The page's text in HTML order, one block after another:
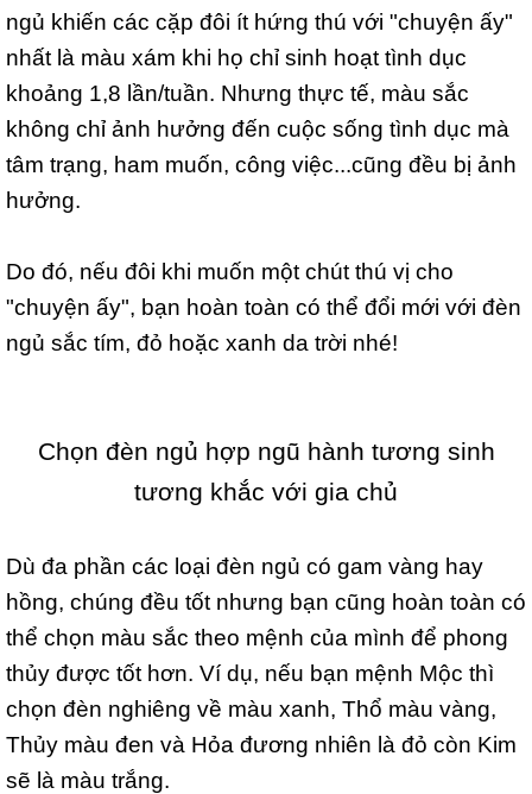
ngủ khiến các cặp đôi ít hứng thú với "chuyện ấy"
nhất là màu xám khi họ chỉ sinh hoạt tình dục
khoảng 1,8 lần/tuần. Nhưng thực tế, màu sắc
không chỉ ảnh hưởng đến cuộc sống tình dục mà
tâm trạng, ham muốn, công việc...cũng đều bị ảnh
hưởng.
Do đó, nếu đôi khi muốn một chút thú vị cho
"chuyện ấy", bạn hoàn toàn có thể đổi mới với đèn
ngủ sắc tím, đỏ hoặc xanh da trời nhé!
Chọn đèn ngủ hợp ngũ hành tương sinh
tương khắc với gia chủ
Dù đa phần các loại đèn ngủ có gam vàng hay
hồng, chúng đều tốt nhưng bạn cũng hoàn toàn có
thể chọn màu sắc theo mệnh của mình để phong
thủy được tốt hơn. Ví dụ, nếu bạn mệnh Mộc thì
chọn đèn nghiêng về màu xanh, Thổ màu vàng,
Thủy màu đen và Hỏa đương nhiên là đỏ còn Kim
sẽ là màu trắng.